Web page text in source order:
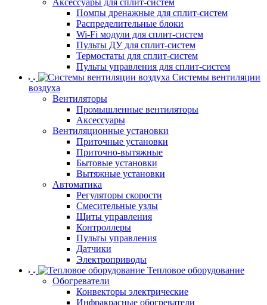
Аксессуары для сплит-систем
Помпы дренажные для сплит-систем
Распределительные блоки
Wi-Fi модули для сплит-систем
Пульты ДУ для сплит-систем
Термостаты для сплит-систем
Пульты управления для сплит-систем
Системы вентиляции
воздуха
Вентиляторы
Промышленные вентиляторы
Аксессуары
Вентиляционные установки
Приточные установки
Приточно-вытяжные
Бытовые установки
Вытяжные установки
Автоматика
Регуляторы скорости
Смесительные узлы
Щиты управления
Контроллеры
Пульты управления
Датчики
Электроприводы
Тепловое оборудование
Обогреватели
Конвекторы электрические
Инфракрасные обогреватели